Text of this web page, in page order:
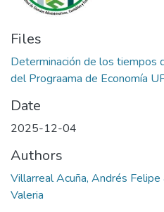
Files
Determinación de los tiempos
del Prograama de Economía
Date
2025-12-04
Authors
Villarreal Acuña, Andrés Felipe
Valeria